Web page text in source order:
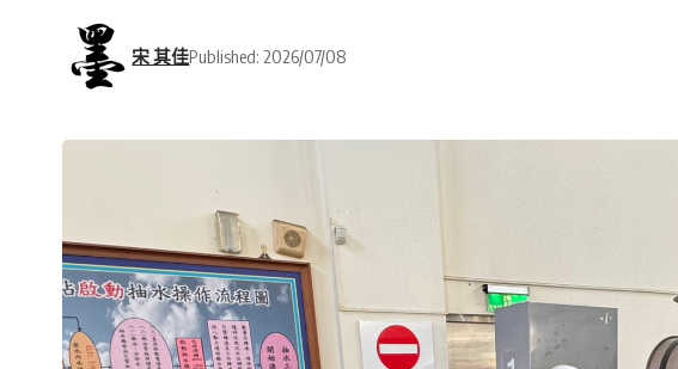
宋 其佳Published: 2026/07/08